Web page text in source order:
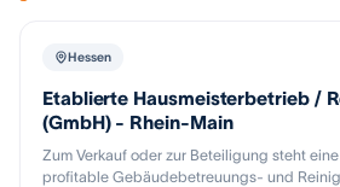
Hessen
Etablierte Hausmeisterbetrieb /
(GmbH) - Rhein-Main
Zum Verkauf oder zur Beteiligung steht
profitable Gebäudebetreuungs- und